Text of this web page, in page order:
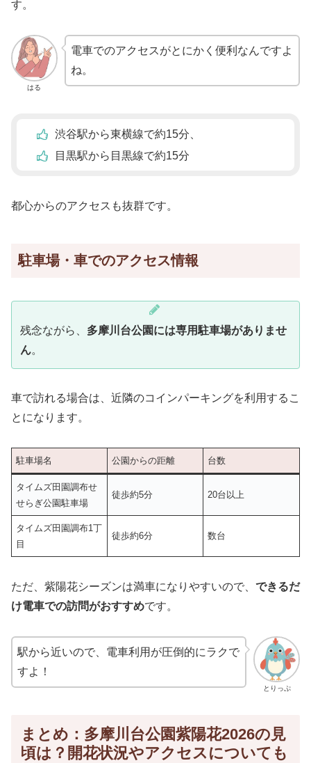
す。
はる
電車でのアクセスがとにかく便利なんですよ
ね。
渋谷駅から東横線で約15分、
目黒駅から目黒線で約15分
都心からのアクセスも抜群です。
駐車場・車でのアクセス情報
残念ながら、 多摩川台公園には専用駐車場がありませ
ん。
車で訪れる場合は、近隣のコインパーキングを利用するこ
とになります。
駐車場名 公園からの距離 台数
タイムズ田園調布せ
せらぎ公園駐車場
徒歩約5分 20台以上
タイムズ田園調布1丁
目
徒歩約6分 数台
ただ、紫陽花シーズンは満車になりやすいので、 できるだ
け電車での訪問がおすすめです。
とりっぷ
駅から近いので、電車利用が圧倒的にラクで
すよ！
まとめ：多摩川台公園紫陽花2026の見
頃は？開花状況やアクセスについても